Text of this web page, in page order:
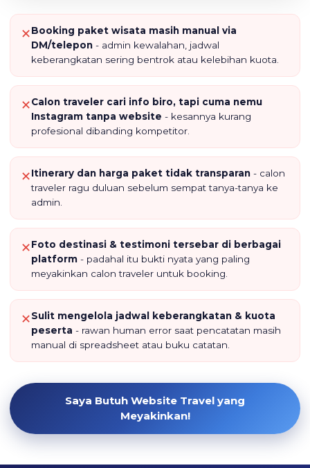
✕Booking paket wisata masih manual via
DM/telepon - admin kewalahan, jadwal
keberangkatan sering bentrok atau kelebihan kuota.
✕Calon traveler cari info biro, tapi cuma nemu
Instagram tanpa website - kesannya kurang
profesional dibanding kompetitor.
✕Itinerary dan harga paket tidak transparan - calon
traveler ragu duluan sebelum sempat tanya-tanya ke
admin.
✕Foto destinasi & testimoni tersebar di berbagai
platform - padahal itu bukti nyata yang paling
meyakinkan calon traveler untuk booking.
✕Sulit mengelola jadwal keberangkatan & kuota
peserta - rawan human error saat pencatatan masih
manual di spreadsheet atau buku catatan.
Saya Butuh Website Travel yang
Meyakinkan!